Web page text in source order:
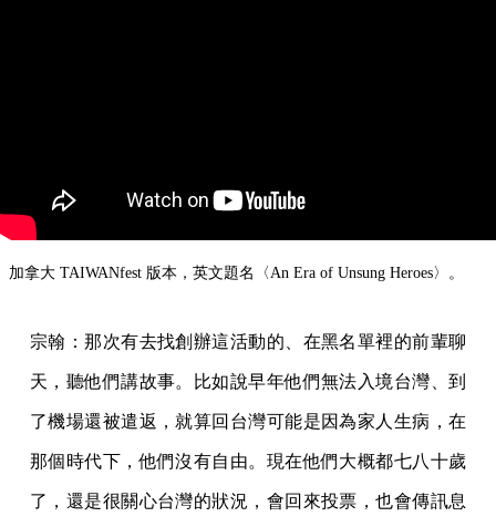
加拿大 TAIWANfest 版本，英文題名〈An Era of Unsung Heroes〉。
宗翰：那次有去找創辦這活動的、在黑名單裡的前輩聊
天，聽他們講故事。比如說早年他們無法入境台灣、到
了機場還被遣返，就算回台灣可能是因為家人生病，在
那個時代下，他們沒有自由。現在他們大概都七八十歲
了，還是很關心台灣的狀況，會回來投票，也會傳訊息